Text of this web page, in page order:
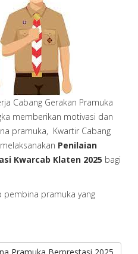
Cabang Gerakan Pramuka
memberikan motivasi dan
pramuka, Kwartir Cabang
Penilaian
Kwarcab Klaten 2025 bagi
pembina pramuka yang